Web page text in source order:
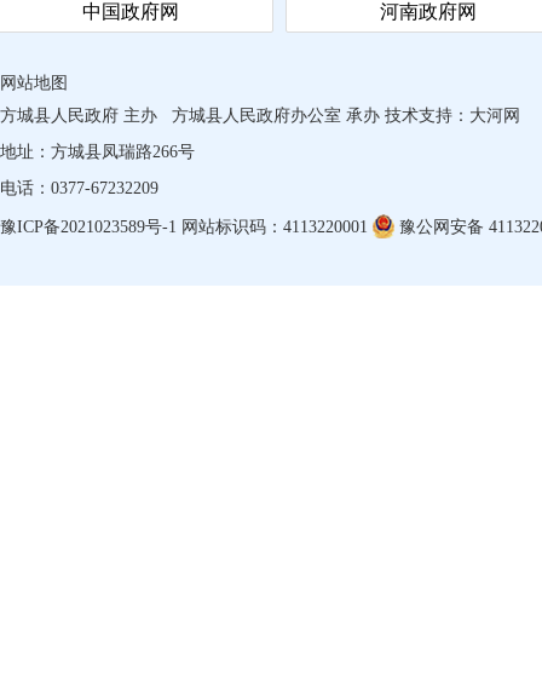
中国政府网 河南政府网
网站地图
方城县人民政府 主办
方城县人民政府办公室 承办 技术支持： 大河网
地址：方城县凤瑞路266号
电话：0377-67232209
豫ICP备2021023589号-1 网站标识码：4113220001 豫公网安备